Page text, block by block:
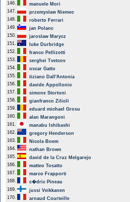
146.
manuele Mori
147.
przemyslaw Niemec
148.
roberto Ferrari
149.
jan Polanc
150.
jaroslaw Marycz
151.
luke Durbridge
152.
franco Pellizotti
153.
serghei Tvetcov
154.
oscar Gatto
155.
tiziano Dall'Antonia
156.
davide Appollonio
157.
simone Stortoni
158.
gianfranco Zilioli
159.
eduard michael Grosu
160.
alan Marangoni
161.
manabu Ishibashi
162.
gregory Henderson
163.
Nicola Boem
164.
nathan Brown
165.
david de la Cruz Melgarejo
166.
matteo Tosatto
167.
marco Frapporti
168.
c�dric Pineau
169.
jussi Veikkanen
170.
arnaud Courteille